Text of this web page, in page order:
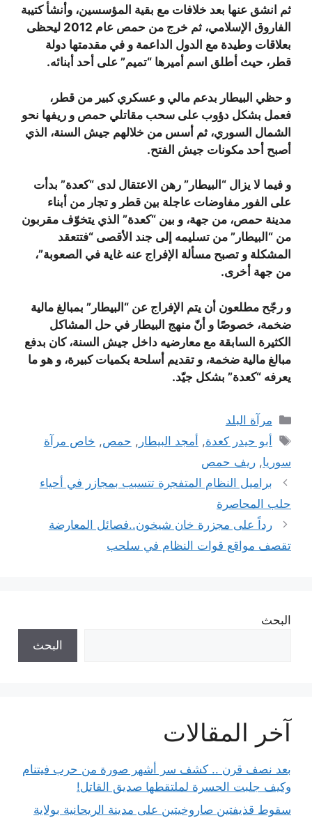
ثم انشق عنها بعد خلافات مع بقية المؤسسين، وأنشأ كتيبة
الفاروق الإسلامي، ثم خرج من حمص عام 2012 ليحظى
بعلاقات وطيدة مع الدول الداعمة و في مقدمتها دولة
قطر، حيث أطلق اسم أميرها “تميم” على أحد أبنائه.
و حظي البيطار بدعم مالي و عسكري كبير من قطر،
فعمل بشكل دؤوب على سحب مقاتلي حمص و ريفها نحو
الشمال السوري، ثم أسس من خلالهم جيش السنة، الذي
أصبح أحد مكونات جيش الفتح.
و فيما لا يزال “البيطار” رهن الاعتقال لدى “كعدة” بدأت
على الفور مفاوضات عاجلة بين قطر و تجار من أبناء
مدينة حمص، من جهة، و بين “كعدة” الذي يتخوّف مقربون
من “البيطار” من تسليمه إلى جند الأقصى “فتتعقد
المشكلة و تصبح مسألة الإفراج عنه غاية في الصعوبة”،
من جهة أخرى.
و رجّح مطلعون أن يتم الإفراج عن “البيطار” بمبالغ مالية
ضخمة، خصوصًا و أنّ منهج البيطار في حل المشاكل
الكثيرة السابقة مع معارضيه داخل جيش السنة، كان بدفع
مبالغ مالية ضخمة، و تقديم أسلحة بكميات كبيرة، و هو ما
يعرفه “كعدة” بشكل جيّد.
التصنيفات
مرآة البلد
الوسوم
أبو حيدر كعدة, أمجد البيطار , حمص, خاص مرآة
سوريا, ريف حمص
براميل النظام المتفجرة تتسبب بمجازر في أحياء
حلب المحاصرة
رداً على مجزرة خان شيخون..فصائل المعارضة
تقصف مواقع قوات النظام في سلحب
البحث
البحث
آخر المقالات
بعد نصف قرن .. كشف سر أشهر صورة من حرب فيتنام
وكيف جلبت الحسرة لملتقطها صديق القاتل!
سقوط قذيفتين صاروخيتين على مدينة الريحانية بولاية